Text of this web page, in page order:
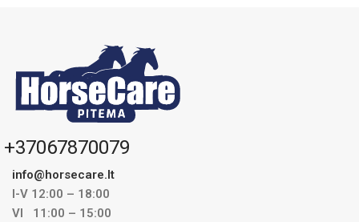
+37067870079
info@horsecare.lt
I-V 12:00 – 18:00
VI 11:00 – 15:00